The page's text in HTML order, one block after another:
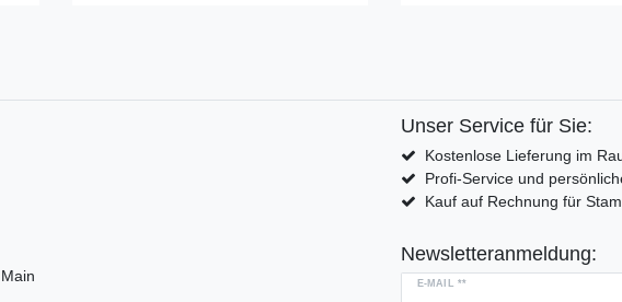
Unser Service für Sie:
Kostenlose Lieferung im
Profi-Service und
Kauf auf Rechnung für
Newsletteranmeldung:
E-MAIL **